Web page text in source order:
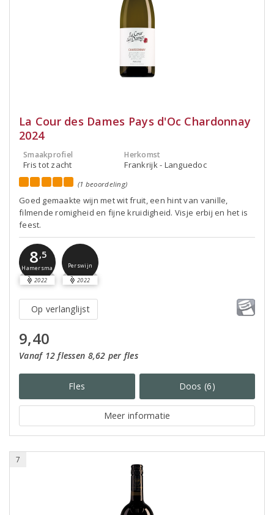
La Cour des Dames Pays d'Oc Chardonnay
2024
Smaakprofiel
Fris tot zacht
Herkomst
Frankrijk - Languedoc
(1 beoordeling)
Goed gemaakte wijn met wit fruit, een hint van vanille,
filmende romigheid en fijne kruidigheid. Visje erbij en het is
feest.
8,5
Hamersma
2022
Perswijn
2022
Op verlanglijst
9,40
Vanaf 12 flessen 8,62 per fles
Fles Doos (6)
Meer informatie
7